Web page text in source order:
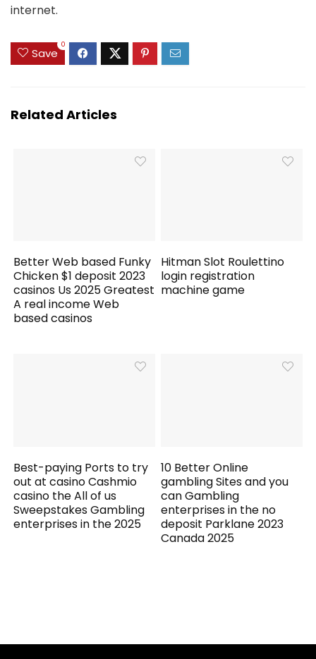
internet.
Save
0
Related Articles
Better Web based Funky
Chicken $1 deposit 2023
casinos Us 2025 Greatest
A real income Web
based casinos
Hitman Slot Roulettino
login registration
machine game
Best-paying Ports to try
out at casino Cashmio
casino the All of us
Sweepstakes Gambling
enterprises in the 2025
10 Better Online
gambling Sites and you
can Gambling
enterprises in the no
deposit Parklane 2023
Canada 2025